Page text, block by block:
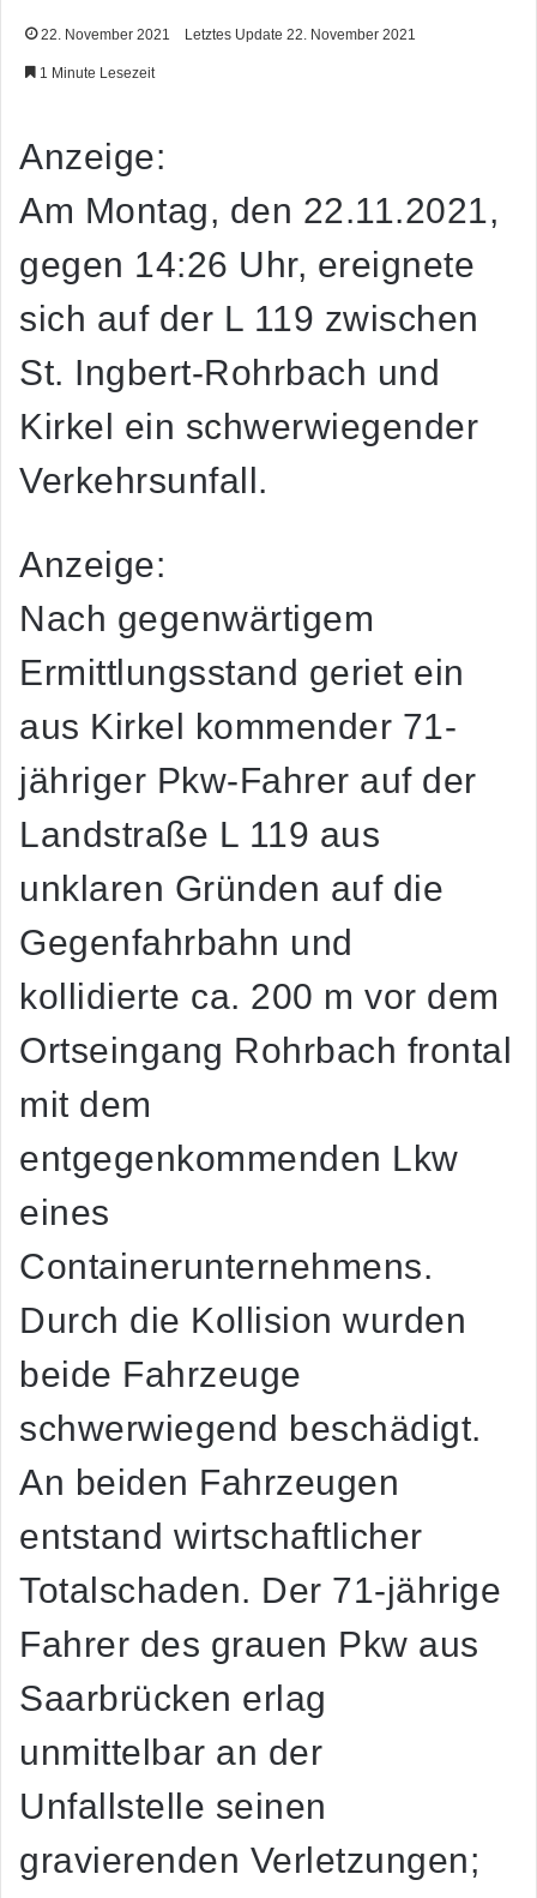
22. November 2021 Letztes Update 22. November 2021
1 Minute Lesezeit
Anzeige:
Am Montag, den 22.11.2021,
gegen 14:26 Uhr, ereignete
sich auf der L 119 zwischen
St. Ingbert-Rohrbach und
Kirkel ein schwerwiegender
Verkehrsunfall.
Anzeige:
Nach gegenwärtigem
Ermittlungsstand geriet ein
aus Kirkel kommender 71-
jähriger Pkw-Fahrer auf der
Landstraße L 119 aus
unklaren Gründen auf die
Gegenfahrbahn und
kollidierte ca. 200 m vor dem
Ortseingang Rohrbach frontal
mit dem
entgegenkommenden Lkw
eines
Containerunternehmens.
Durch die Kollision wurden
beide Fahrzeuge
schwerwiegend beschädigt.
An beiden Fahrzeugen
entstand wirtschaftlicher
Totalschaden. Der 71-jährige
Fahrer des grauen Pkw aus
Saarbrücken erlag
unmittelbar an der
Unfallstelle seinen
gravierenden Verletzungen;